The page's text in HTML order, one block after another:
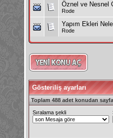
Öznel ve Nesnel
Rode
Yapım Ekleri
Rode
Gösteriliş ayarları
Toplam 488 adet konudan
Sıralama şekli